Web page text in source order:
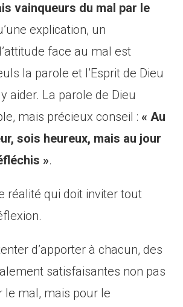
vainqueurs du mal par le
explication, un
face au mal est
la parole et l’Esprit de Dieu
aider. La parole de Dieu
mais précieux conseil :«Au
sois heureux, mais au jour
».
réalité qui doit inviter tout
d’apporter à chacun, des
satisfaisantes non pas
le mal, mais pour le